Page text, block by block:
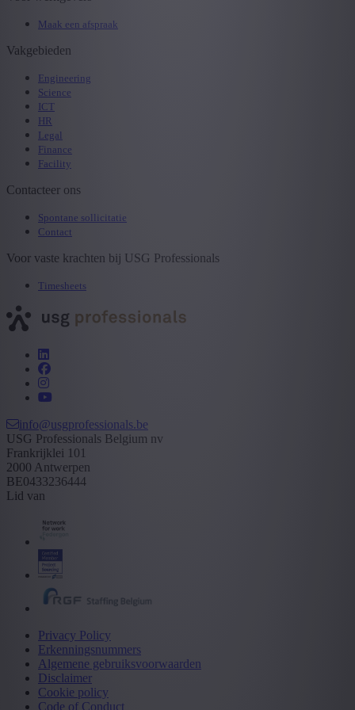
Maak een afspraak
Vakgebieden
Engineering
Science
ICT
HR
Legal
Finance
Facility
Contacteer ons
Spontane sollicitatie
Contact
Voor vaste krachten bij USG Professionals
Timesheets
info@usgprofessionals.be
USG Professionals Belgium nv
Frankrijklei 101
2000 Antwerpen
BE0433236444
Lid van
Privacy Policy
Erkenningsnummers
Algemene gebruiksvoorwaarden
Disclaimer
Cookie policy
Code of Conduct